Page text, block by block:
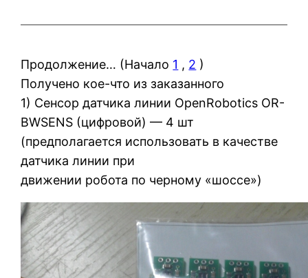
Продолжение… (Начало 1 , 2 )
Получено кое-что из заказанного
1) Сенсор датчика линии OpenRobotics OR-
BWSENS (цифровой) — 4 шт
(предполагается использовать в качестве
датчика линии при
движении робота по черному «шоссе»)